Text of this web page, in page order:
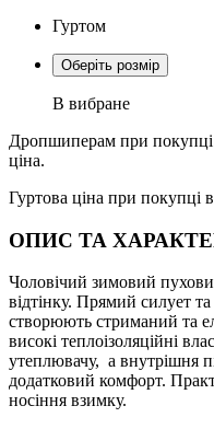
Гуртом
Оберіть розмір
В вибране
Дропшиперам при покупці
ціна.
Гуртова ціна при покупці
ОПИС ТА
Чоловічий зимовий
відтінку. Прямий силует
створюють стриманий та
високі теплоізоляційні
утеплювачу, а внутрішня
додатковий комфорт.
носіння взимку.